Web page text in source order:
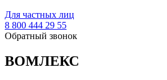
Для частных лиц
8 800 444 29 55
Обратный звонок
ВОМЛЕКС